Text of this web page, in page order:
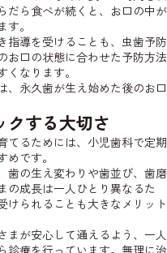
だら食べが続くと、お口の中が
。
指導を受けることも、虫歯予防
お口の状態に合わせた予防方法
なります。
、永久歯が生え始めた後のお口
クする大切さ
てるためには、小児歯科で定期
です。
歯の生え変わりや歯並び、歯磨
の成長は一人ひとり異なるた
けられることも大きなメリット
まが安心して通えるよう、一人
診療を行っています。無理に治